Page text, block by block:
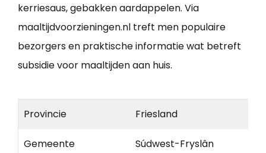
kerriesaus, gebakken aardappelen. Via
maaltijdvoorzieningen.nl treft men populaire
bezorgers en praktische informatie wat betreft
subsidie voor maaltijden aan huis.
Provincie Friesland
Gemeente Súdwest-Fryslân